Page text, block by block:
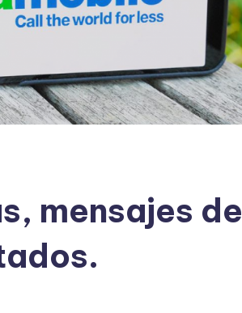
mensajes de